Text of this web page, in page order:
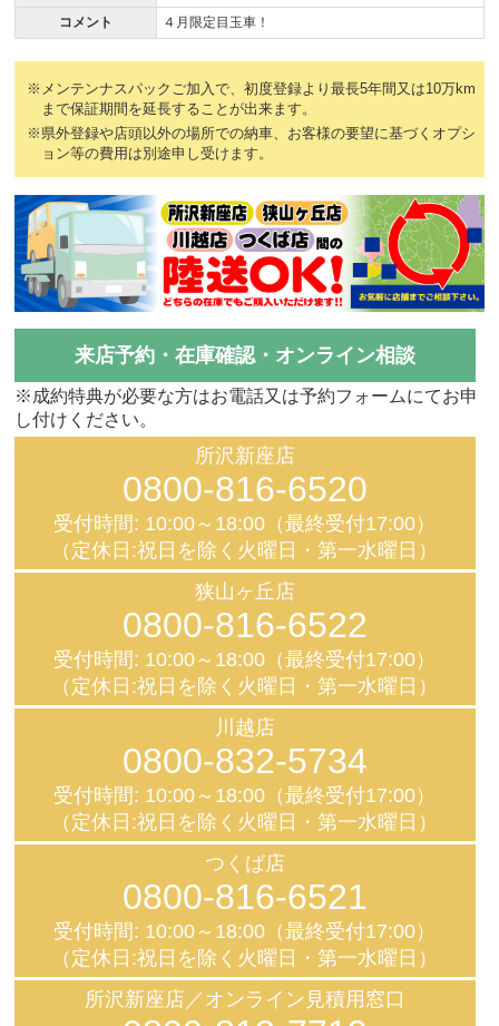
コメント
４月限定目玉車！
※メンテンナスパックご加入で、初度登録より最長5年間又は10万km
まで保証期間を延長することが出来ます。
※県外登録や店頭以外の場所での納車、お客様の要望に基づくオプシ
ョン等の費用は別途申し受けます。
来店予約・在庫確認・オンライン相談
※成約特典が必要な方はお電話又は予約フォームにてお申
し付けください。
所沢新座店
0800-816-6520
受付時間: 10:00～18:00（最終受付17:00）
（定休日:祝日を除く火曜日・第一水曜日）
狭山ヶ丘店
0800-816-6522
受付時間: 10:00～18:00（最終受付17:00）
（定休日:祝日を除く火曜日・第一水曜日）
川越店
0800-832-5734
受付時間: 10:00～18:00（最終受付17:00）
（定休日:祝日を除く火曜日・第一水曜日）
つくば店
0800-816-6521
受付時間: 10:00～18:00（最終受付17:00）
（定休日:祝日を除く火曜日・第一水曜日）
所沢新座店／オンライン見積用窓口